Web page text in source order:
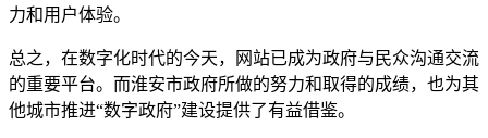
力和用户体验。
总之，在数字化时代的今天，网站已成为政府与民众沟通交流
的重要平台。而淮安市政府所做的努力和取得的成绩，也为其
他城市推进“数字政府”建设提供了有益借鉴。